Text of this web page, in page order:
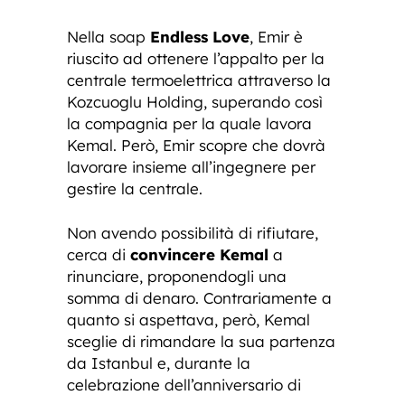
Nella soap Endless Love, Emir è
riuscito ad ottenere l’appalto per la
centrale termoelettrica attraverso la
Kozcuoglu Holding, superando così
la compagnia per la quale lavora
Kemal. Però, Emir scopre che dovrà
lavorare insieme all’ingegnere per
gestire la centrale.
Non avendo possibilità di rifiutare,
cerca di convincere Kemal a
rinunciare, proponendogli una
somma di denaro. Contrariamente a
quanto si aspettava, però, Kemal
sceglie di rimandare la sua partenza
da Istanbul e, durante la
celebrazione dell’anniversario di